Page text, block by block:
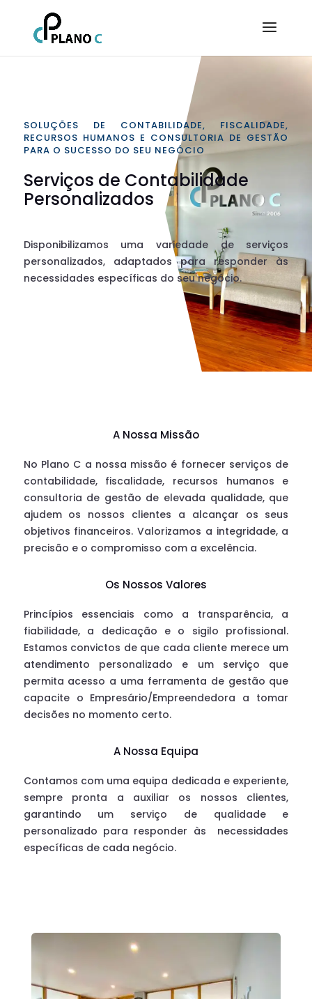
SOLUÇÕES DE CONTABILIDADE, FISCALIDADE,
RECURSOS HUMANOS E CONSULTORIA DE GESTÃO
PARA O SUCESSO DO SEU NEGÓCIO
Serviços de Contabilidade
Personalizados
Disponibilizamos uma variedade de serviços
personalizados, adaptados para responder às
necessidades específicas do seu negócio.
A Nossa Missão
No Plano C a nossa missão é fornecer serviços de
contabilidade, fiscalidade, recursos humanos e
consultoria de gestão de elevada qualidade, que
ajudem os nossos clientes a alcançar os seus
objetivos financeiros. Valorizamos a integridade, a
precisão e o compromisso com a excelência.
Os Nossos Valores
Princípios essenciais como a transparência, a
fiabilidade, a dedicação e o sigilo profissional.
Estamos convictos de que cada cliente merece um
atendimento personalizado e um serviço que
permita acesso a uma ferramenta de gestão que
capacite o Empresário/Empreendedora a tomar
decisões no momento certo.
A Nossa Equipa
Contamos com uma equipa dedicada e experiente,
sempre pronta a auxiliar os nossos clientes,
garantindo um serviço de qualidade e
personalizado para responder às
necessidades
específicas de cada negócio.